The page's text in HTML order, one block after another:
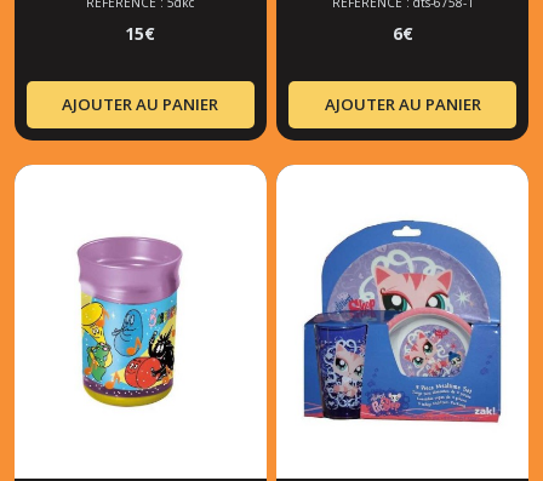
15€
AJOUTER AU PANIER
6€
AJOUTER AU PANIER